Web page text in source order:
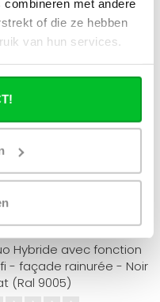
met andere
of die ze hebben
van hun services.
RÉDUCTION -40%
Hybride avec fonction
- façade rainurée - Noir
(Ral 9005)